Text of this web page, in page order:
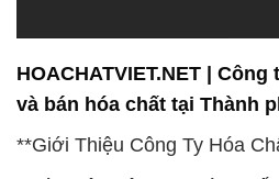
HOACHATVIET.NET |
và bán hóa chất tại Thành
**Giới Thiệu Công Ty Hóa